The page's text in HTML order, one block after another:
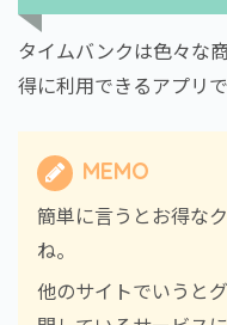
タイムバンクは色々な
得に利用できるアプリで
MEMO
簡単に言うとお得な
ね。
他のサイトでいうと